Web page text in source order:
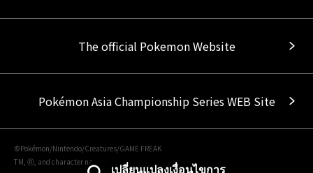
เปลี่ยนแปลงเงื่อนไขการ
The official Pokemon Website
Pokémon Asia Championship Series WEB Site
©Pokémon/Nintendo/Creatures/GAME FREAK
TM, Ⓡ, and character names are trademarks of Nintendo.